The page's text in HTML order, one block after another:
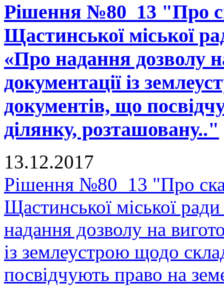
Рішення №80_13 "Про
Щастинської міської
«Про надання дозволу
документації із
документів, що
ділянку, розташовану.."
13.12.2017
Рішення №80_13 "Про
Щастинської міської
надання дозволу на
із землеустрою щодо
посвідчують право на